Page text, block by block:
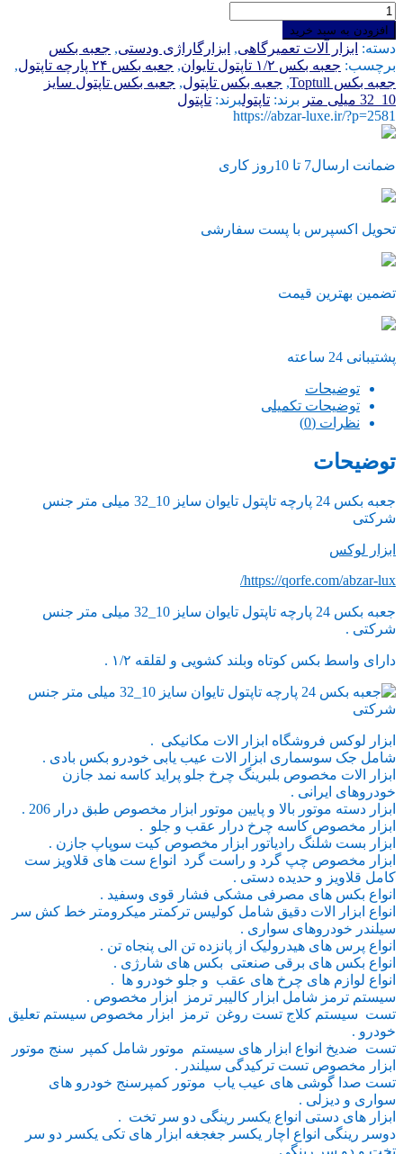
جعبه
بکس
24
تاپتول
تایوان
سایز
متر
شرکتی
افزودن به سبد خرید
دسته: ابزار آلات تعمیرگاهی, ابزارگاراژی ودستی, جعبه بکس
برچسب: جعبه بکس ۱/۲ تاپتول تایوان , جعبه بکس ۲۴ پارچه تاپتول
,
جعبه بکس Toptull
, جعبه بکس تاپتول, جعبه بکس تاپتول سایز
10_32 میلی متر
برند: تاپتولبرند: تاپتول
https://abzar-luxe.ir/?p=2581
ضمانت ارسال7 تا 10روز کاری
تحویل اکسپرس با پست سفارشی
تضمین بهترین قیمت
پشتیبانی 24 ساعته
توضیحات
توضیحات تکمیلی
نظرات (0)
توضیحات
جعبه بکس 24 پارچه تاپتول تایوان سایز 10_32 میلی متر جنس
شرکتی
ابزار لوکس
https://qorfe.com/abzar-lux/
جعبه بکس 24 پارچه تاپتول تایوان سایز 10_32 میلی متر جنس
شرکتی .
دارای واسط بکس کوتاه وبلند کشویی و لقلقه ۱/۲ .
ابزار لوکس فروشگاه ابزار الات مکانیکی .
شامل جک سوسماری ابزار الات عیب یابی خودرو بکس بادی .
ابزار الات مخصوص بلبرینگ چرخ جلو پراید کاسه نمد جازن
خودروهای ایرانی .
ابزار دسته موتور بالا و پایین موتور ابزار مخصوص طبق درار 206 .
ابزار مخصوص کاسه چرخ درار عقب و جلو .
ابزار بست شلنگ رادیاتور ابزار مخصوص کیت سوپاپ جازن .
ابزار مخصوص چپ گرد و راست گرد انواع ست های قلاویز ست
کامل قلاویز و حدیده دستی .
انواع بکس های مصرفی مشکی فشار قوی وسفید .
انواع ابزار الات دقیق شامل کولیس ترکمتر میکرومتر خط کش سر
سیلندر خودروهای سواری .
انواع پرس های هیدرولیک از پانزده تن الی پنجاه تن .
انواع بکس های برقی صنعتی بکس های شارژی .
انواع لوازم های چرخ های عقب و جلو خودرو ها .
سیستم ترمز شامل ابزار کالیبر ترمز ابزار مخصوص .
تست سیستم کلاج تست روغن ترمز ابزار مخصوص سیستم تعلیق
خودرو .
تست ضدیخ انواع ابزار های سیستم موتور شامل کمپر سنج موتور
ابزار مخصوص تست ترکیدگی سیلندر .
تست صدا گوشی های عیب یاب موتور کمپرسنج خودرو های
سواری و دیزلی .
ابزار های دستی انواع یکسر رینگی دو سر تخت .
دوسر رینگی انواع اچار یکسر جغجغه ابزار های تکی یکسر دو سر
تخت و دو سر رینگی .